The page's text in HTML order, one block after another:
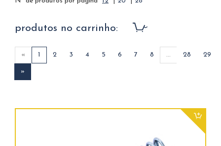
produtos no carrinho:
« 1 2 3 4 5 6 7 8 ... 28 29
»